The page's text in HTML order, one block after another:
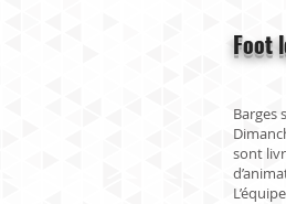
Foot
Barges
sont